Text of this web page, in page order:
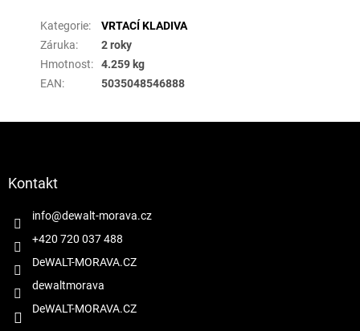
Kategorie:
VRTACÍ KLADIVA
Záruka:
2 roky
Hmotnost:
4.259 kg
EAN: 5035048546888
Kontakt
info@dewalt-morava.cz
+420 720 037 488
DeWALT-MORAVA.CZ
dewaltmorava
DeWALT-MORAVA.CZ